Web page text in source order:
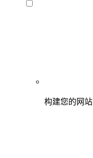
构建您的网站